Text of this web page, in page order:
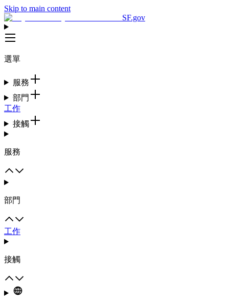
Skip to main content
SF.gov
選單
服務
部門
工作
接觸
服務
部門
工作
接觸